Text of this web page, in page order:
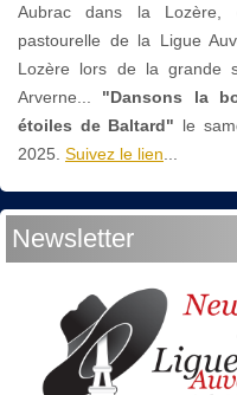
Aubrac dans la
pastourelle de la Ligue
Lozère lors de la grande
Arverne...
"Dansons la
étoiles de Baltard" le
2025. Suivez le lien
Newsletter